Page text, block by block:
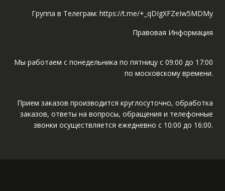
Группа в Телеграм: https://t.me/+_qDIgXFZeIw5MDMy
Правовая Информация
Мы работаем с понедельника по пятницу с 09:00 до 17:00
по московскому времени.
Прием заказов производится круглосуточно, обработка
заказов, ответы на вопросы, обращения и телефонные
звонки осуществляется ежедневно с 10:00 до 16:00.